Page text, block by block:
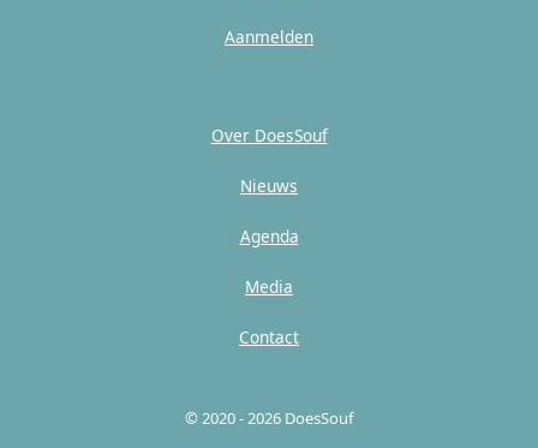
Aanmelden
Over DoesSouf
Nieuws
Agenda
Media
Contact
© 2020 - 2026 DoesSouf